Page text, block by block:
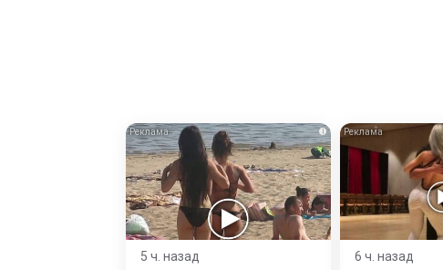
i
5 ч. назад 6 ч. назад